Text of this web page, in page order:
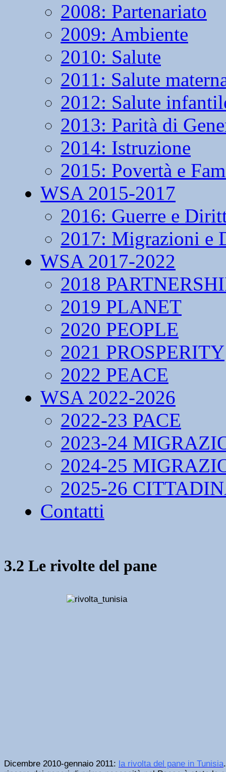
2008: Partenariato
2009: Ambiente
2010: Salute
2011: Salute
2012: Salute
2013: Parità di
2014: Istruzione
2015: Povertà e
WSA 2015-2017
2016: Guerre e
2017: Migrazioni e
WSA 2017-2022
2018
2019 PLANET
2020 PEOPLE
2021 PROSPERITY
2022 PEACE
WSA 2022-2026
2022-23 PACE
2023-24
2024-25
2025-26
Contatti
3.2 Le rivolte del pane
Dicembre 2010-gennaio 2011: la rivolta del pane in Tunisia